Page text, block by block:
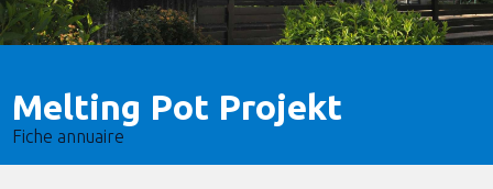
Melting Pot Projekt
Fiche annuaire